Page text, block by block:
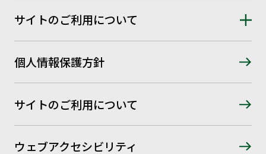
サイトのご利用について
個人情報保護方針
サイトのご利用について
ウェブアクセシビリティ